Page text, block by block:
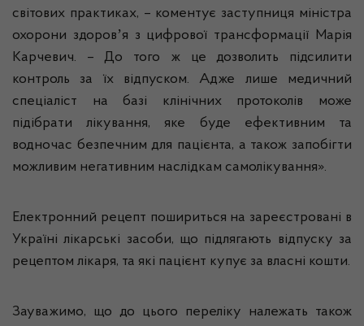
світових практиках, – коментує заступниця міністра
охорони здоровʼя з цифрової трансформації Марія
Карчевич. – До того ж це дозволить підсилити
контроль за їх відпуском. Адже лише медичний
спеціаліст на базі клінічних протоколів може
підібрати лікування, яке буде ефективним та
водночас безпечним для пацієнта, а також запобігти
можливим негативним наслідкам самолікування».
Електронний рецепт пошириться на зареєстровані в
Україні лікарські засоби, що підлягають відпуску за
рецептом лікаря, та які пацієнт купує за власні кошти.
Зауважимо, що до цього переліку належать також